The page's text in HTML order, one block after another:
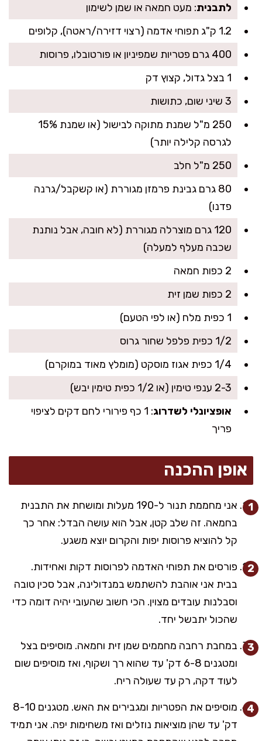
לתבנית: מעט חמאה או שמן לשימון
1.2 ק"ג תפוחי אדמה (רצוי דזירה/ראטה), קלופים
400 גרם פטריות שמפיניון או פורטובלו, פרוסות
1 בצל גדול, קצוץ דק
3 שיני שום, כתושות
250 מ"ל שמנת מתוקה לבישול (או שמנת 15%
לגרסה קלילה יותר)
250 מ"ל חלב
80 גרם גבינת פרמזן מגוררת (או קשקבל/גרנה
פדנו)
120 גרם מוצרלה מגוררת (לא חובה, אבל נותנת
שכבה מעלף למעלה)
2 כפות חמאה
2 כפות שמן זית
1 כפית מלח (או לפי הטעם)
1/2 כפית פלפל שחור גרוס
1/4 כפית אגוז מוסקט (מומלץ מאוד במוקרם)
2-3 ענפי טימין (או 1/2 כפית טימין יבש)
אופציונלי לשדרוג
: 1 כף פירורי לחם דקים לציפוי
פריך
אופן ההכנה
אני מחממת תנור ל-190 מעלות ומושחת את התבנית
בחמאה. זה שלב קטן, אבל הוא עושה הבדל: אחר כך
קל להוציא פרוסות יפות והקרום יוצא משגע.
פורסים את תפוחי האדמה לפרוסות דקות ואחידות.
בבית אני אוהבת להשתמש במנדולינה, אבל סכין טובה
וסבלנות עובדים מצוין. הכי חשוב שהעובי יהיה דומה כדי
שהכול יתבשל יחד.
במחבת רחבה מחממים שמן זית וחמאה. מוסיפים בצל
ומטגנים 6-8 דק' עד שהוא רך ושקוף, ואז מוסיפים שום
לעוד דקה, רק עד שעולה ריח.
מוסיפים את הפטריות ומגבירים את האש. מטגנים 8-10
דק' עד שהן מוציאות נוזלים ואז משחימות יפה. אני תמיד